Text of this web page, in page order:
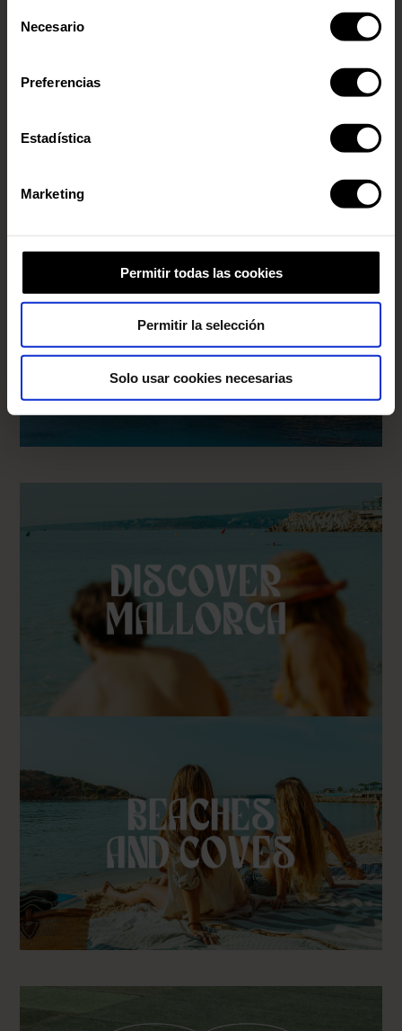
nuestra Política de Inteligencia Artificial.
Necesario
Preferencias
Estadística
Marketing
Permitir todas las cookies
Permitir la selección
Solo usar cookies necesarias